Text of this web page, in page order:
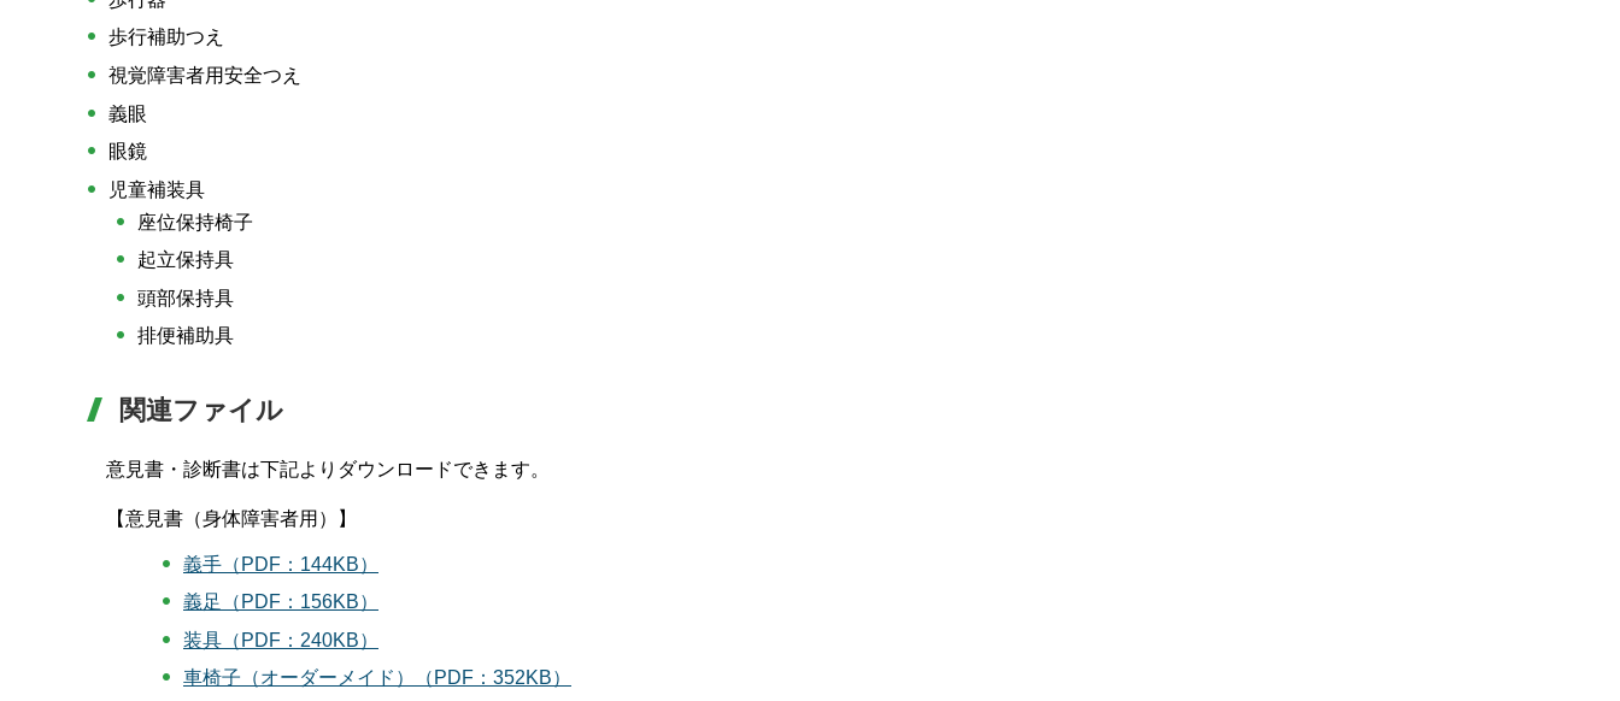
歩行補助つえ
視覚障害者用安全つえ
義眼
眼鏡
児童補装具
座位保持椅子
起立保持具
頭部保持具
排便補助具
関連ファイル
意見書・診断書は下記よりダウンロードできます。
【意見書（身体障害者用）】
義手（PDF：144KB）
義足（PDF：156KB）
装具（PDF：240KB）
車椅子（オーダーメイド）（PDF：352KB）